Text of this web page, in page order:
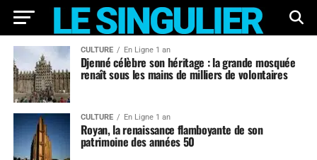
CULTURE En Ligne 1 an
Djenné célèbre son héritage : la grande mosquée
renaît sous les mains de milliers de volontaires
CULTURE En Ligne 1 an
Royan, la renaissance flamboyante de son
patrimoine des années 50